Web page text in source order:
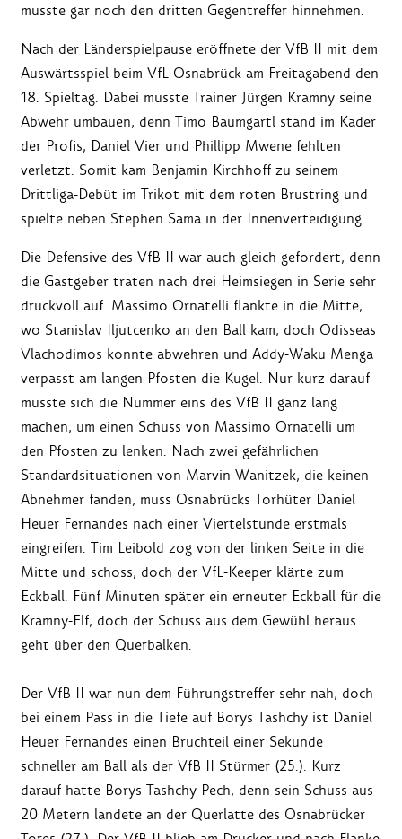
musste gar noch den dritten Gegentreffer hinnehmen.
Nach der Länderspielpause eröffnete der VfB II mit dem
Auswärtsspiel beim VfL Osnabrück am Freitagabend den
18. Spieltag. Dabei musste Trainer Jürgen Kramny seine
Abwehr umbauen, denn Timo Baumgartl stand im Kader
der Profis, Daniel Vier und Phillipp Mwene fehlten
verletzt. Somit kam Benjamin Kirchhoff zu seinem
Drittliga-Debüt im Trikot mit dem roten Brustring und
spielte neben Stephen Sama in der Innenverteidigung.
Die Defensive des VfB II war auch gleich gefordert, denn
die Gastgeber traten nach drei Heimsiegen in Serie sehr
druckvoll auf. Massimo Ornatelli flankte in die Mitte,
wo Stanislav Iljutcenko an den Ball kam, doch Odisseas
Vlachodimos konnte abwehren und Addy-Waku Menga
verpasst am langen Pfosten die Kugel. Nur kurz darauf
musste sich die Nummer eins des VfB II ganz lang
machen, um einen Schuss von Massimo Ornatelli um
den Pfosten zu lenken. Nach zwei gefährlichen
Standardsituationen von Marvin Wanitzek, die keinen
Abnehmer fanden, muss Osnabrücks Torhüter Daniel
Heuer Fernandes nach einer Viertelstunde erstmals
eingreifen. Tim Leibold zog von der linken Seite in die
Mitte und schoss, doch der VfL-Keeper klärte zum
Eckball. Fünf Minuten später ein erneuter Eckball für die
Kramny-Elf, doch der Schuss aus dem Gewühl heraus
geht über den Querbalken.
Der VfB II war nun dem Führungstreffer sehr nah, doch
bei einem Pass in die Tiefe auf Borys Tashchy ist Daniel
Heuer Fernandes einen Bruchteil einer Sekunde
schneller am Ball als der VfB II Stürmer (25.). Kurz
darauf hatte Borys Tashchy Pech, denn sein Schuss aus
20 Metern landete an der Querlatte des Osnabrücker